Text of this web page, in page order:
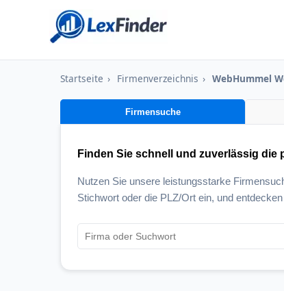
Startseite › Firmenverzeichnis › WebHummel
Firmensuche
Finden Sie schnell und zuverlässig die
Nutzen Sie unsere leistungsstarke
Stichwort oder die PLZ/Ort ein, und